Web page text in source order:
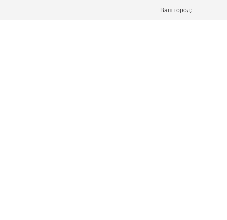
Ваш город: